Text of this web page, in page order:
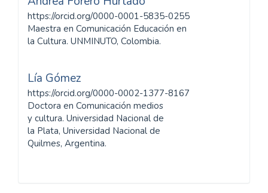
https://orcid.org/0000-0001-5835-0255
Maestra en Comunicación Educación en
la Cultura. UNMINUTO, Colombia.
Lía Gómez
https://orcid.org/0000-0002-1377-8167
Doctora en Comunicación medios
y cultura. Universidad Nacional de
la Plata, Universidad Nacional de
Quilmes, Argentina.